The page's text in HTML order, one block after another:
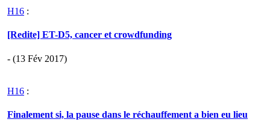
H16 :
[Redite] ET-D5, cancer et crowdfunding
- (13 Fév 2017)
H16 :
Finalement si, la pause dans le réchauffement a bien eu lieu